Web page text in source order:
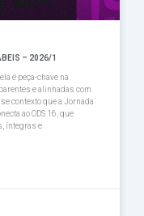
– 2026/1
é peça-chave na
e alinhadas com
contexto que a Jornada
ao ODS 16, que
íntegras e